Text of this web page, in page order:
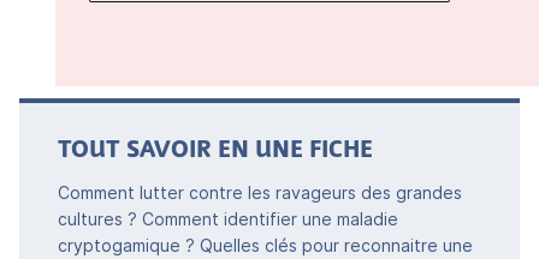
TOUT SAVOIR EN UNE FICHE
Comment lutter contre les ravageurs des grandes
cultures ? Comment identifier une maladie
cryptogamique ? Quelles clés pour reconnaitre une